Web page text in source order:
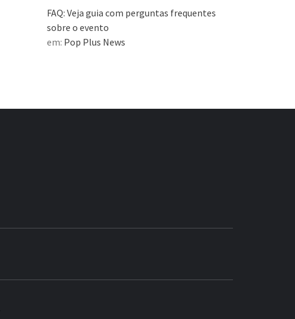
FAQ: Veja guia com perguntas frequentes
sobre o evento
em: Pop Plus News